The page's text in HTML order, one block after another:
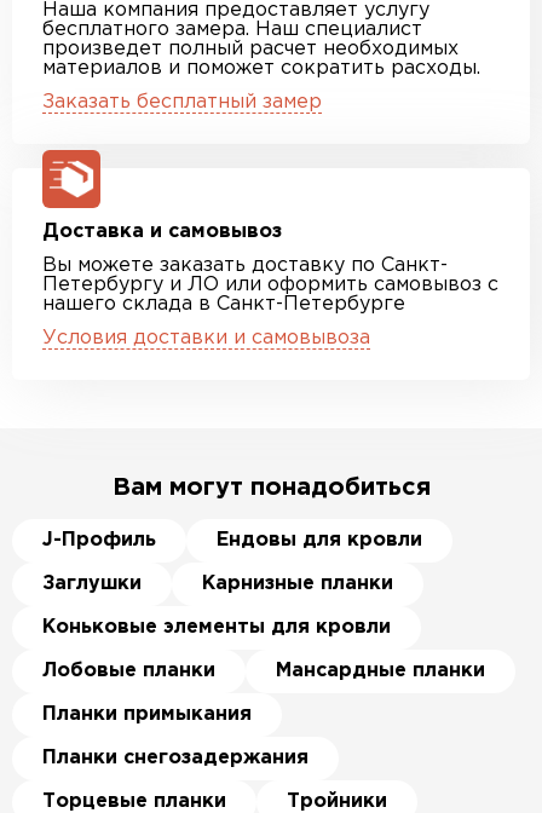
Наша компания предоставляет услугу
бесплатного замера. Наш специалист
произведет полный расчет необходимых
материалов и поможет сократить расходы.
Заказать бесплатный замер
Доставка и самовывоз
Вы можете заказать доставку по Санкт-
Петербургу и ЛО или оформить самовывоз с
нашего склада в Санкт-Петербурге
Условия доставки и самовывоза
Вам могут понадобиться
J-Профиль Ендовы для кровли
Заглушки Карнизные планки
Коньковые элементы для кровли
Лобовые планки Мансардные планки
Планки примыкания
Планки снегозадержания
Торцевые планки Тройники